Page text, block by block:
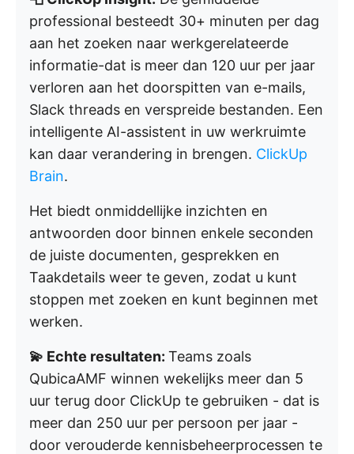
professional besteedt 30+ minuten per dag
aan het zoeken naar werkgerelateerde
informatie-dat is meer dan 120 uur per jaar
verloren aan het doorspitten van e-mails,
Slack threads en verspreide bestanden. Een
intelligente AI-assistent in uw werkruimte
kan daar verandering in brengen. ClickUp
Brain.
Het biedt onmiddellijke inzichten en
antwoorden door binnen enkele seconden
de juiste documenten, gesprekken en
Taakdetails weer te geven, zodat u kunt
stoppen met zoeken en kunt beginnen met
werken.
💫 Echte resultaten: Teams zoals
QubicaAMF winnen wekelijks meer dan 5
uur terug door ClickUp te gebruiken - dat is
meer dan 250 uur per persoon per jaar -
door verouderde kennisbeheerprocessen te